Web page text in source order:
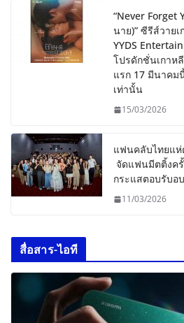
“Never Forget
นาย)” ซีรีส์วาย
YYDS
โปรดักชั่นเกาห
แรก 17 มีนาคม
เท่านั้น
15/03/2026
แฟนคลับไทยแห่
จัดแฟนมีตติ้งค
กระแสตอบรับอ
11/03/2026
สื่อสาร-ไอที